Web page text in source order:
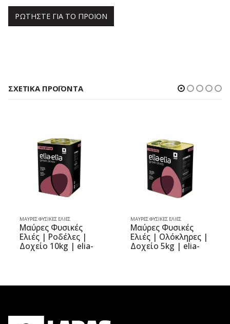
ΡΩΤΗΣΤΕ ΓΙΑ ΤΟ ΠΡΟΙΟΝ
ΣΧΕΤΙΚΆ ΠΡΟΪΌΝΤΑ
ΜΑΎΡΕΣ ΦΥΣΙΚΈΣ ΕΛΙΈΣ
Μαύρες Φυσικές
Ελιές | Ροδέλες |
Δοχείο 10kg | elia-
ΜΑΎΡΕΣ ΦΥΣΙΚΈΣ ΕΛΙΈΣ
Μαύρες Φυσικές
Ελιές | Ολόκληρες |
Δοχείο 5kg | elia-